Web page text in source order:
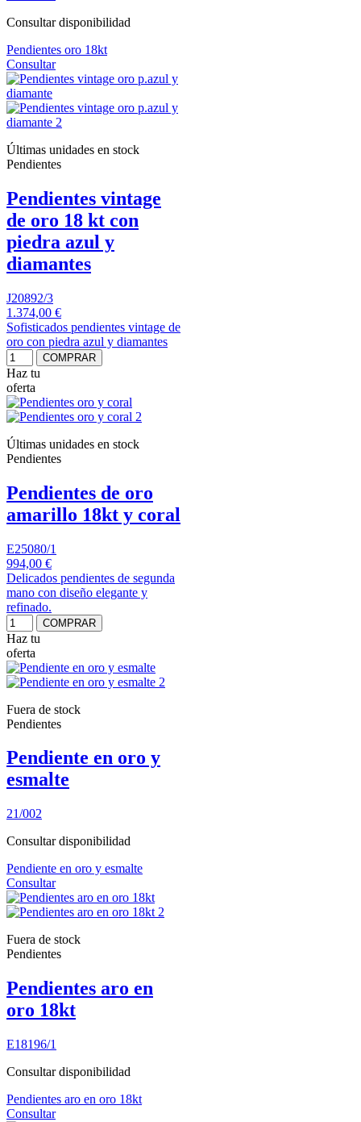
Consultar disponibilidad
Pendientes oro 18kt
Consultar
Últimas unidades en stock
Pendientes
Pendientes vintage
de oro 18 kt con
piedra azul y
diamantes
J20892/3
1.374,00 €
Sofisticados pendientes vintage de
oro con piedra azul y diamantes
COMPRAR
Haz tu
oferta
Últimas unidades en stock
Pendientes
Pendientes de oro
amarillo 18kt y coral
E25080/1
994,00 €
Delicados pendientes de segunda
mano con diseño elegante y
refinado.
COMPRAR
Haz tu
oferta
Fuera de stock
Pendientes
Pendiente en oro y
esmalte
21/002
Consultar disponibilidad
Pendiente en oro y esmalte
Consultar
Fuera de stock
Pendientes
Pendientes aro en
oro 18kt
E18196/1
Consultar disponibilidad
Pendientes aro en oro 18kt
Consultar